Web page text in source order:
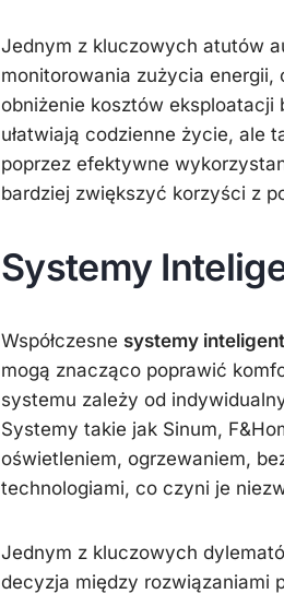
Jednym z kluczowych atutów
monitorowania zużycia energii,
obniżenie kosztów
ułatwiają codzienne życie, ale
poprzez efektywne
bardziej zwiększyć korzyści z
Systemy
Współczesne systemy
mogą znacząco poprawić
systemu zależy od
Systemy takie jak Sinum,
oświetleniem, ogrzewaniem,
technologiami, co czyni je
Jednym z kluczowych
decyzja między rozwiązaniami